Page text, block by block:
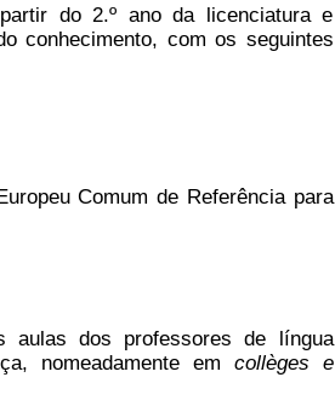
do 2.º ano da licenciatura e
conhecimento, com os seguintes
Comum de Referência para
aulas dos professores de língua
nomeadamente em collèges e